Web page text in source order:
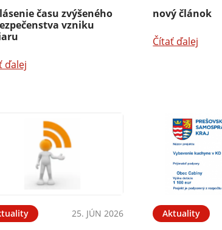
času zvýšeného
vzniku
ďalej
nový článok
Čítať ďalej
25. JÚN 2026 Aktuality